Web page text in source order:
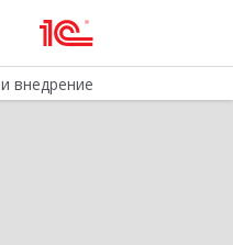
внедрение